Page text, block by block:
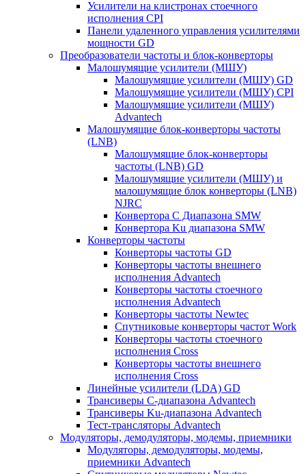
Усилители на клистронах стоечного
исполнения CPI
Панели удаленного управления усилителями
мощности GD
Преобразователи частоты и блок-конверторы
Малошумящие усилители (МШУ)
Малошумящие усилители (МШУ) GD
Малошумящие усилители (МШУ) CPI
Малошумящие усилители (МШУ)
Advantech
Малошумящие блок-конверторы частоты
(LNB)
Малошумящие блок-конверторы
частоты (LNB) GD
Малошумящие усилители (МШУ) и
малошумящие блок конверторы (LNB)
NJRC
Конвертора C Диапазона SMW
Конвертора Ku диапазона SMW
Конверторы частоты
Конверторы частоты GD
Конверторы частоты внешнего
исполнения Advantech
Конверторы частоты стоечного
исполнения Advantech
Конверторы частоты Newtec
Спутниковые конверторы частот Work
Конверторы частоты стоечного
исполнения Cross
Конверторы частоты внешнего
исполнения Cross
Линейные усилители (LDA) GD
Трансиверы С-диапазона Advantech
Трансиверы Ku-диапазона Advantech
Тест-трансляторы Advantech
Модуляторы, демодуляторы, модемы, приемники
Модуляторы, демодуляторы, модемы,
приемники Advantech